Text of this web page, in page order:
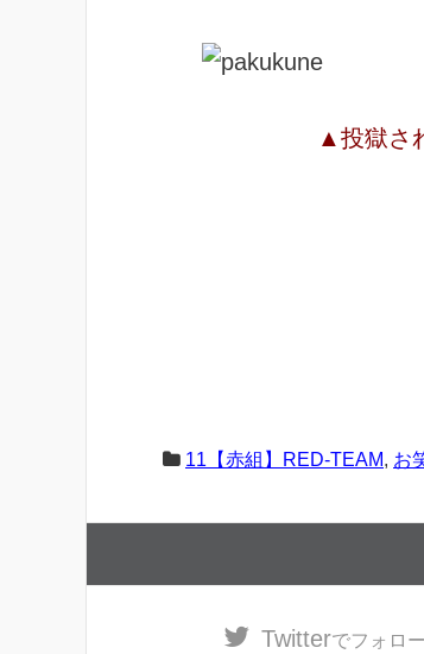
▲投獄さ
11【赤組】RED-TEAM, お
Twitterでフォロ